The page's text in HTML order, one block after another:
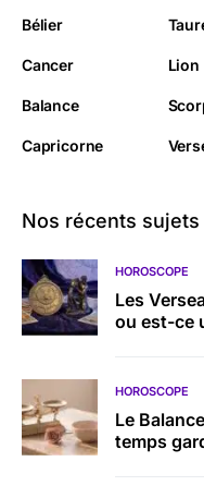
Bélier
Cancer Lion
Balance
Capricorne
Nos récents sujets
HOROSCOPE
Les
ou est-ce
HOROSCOPE
Le
temps